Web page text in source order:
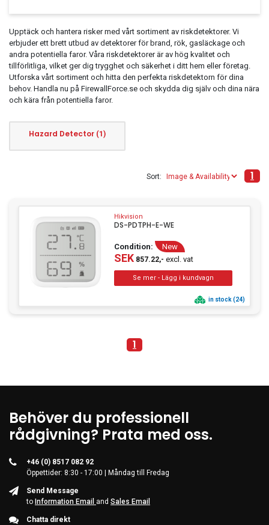
Clothing
Beauty & Healthcare
Software
Service & Support
Upptäck och hantera risker med vårt sortiment av riskdetektorer. Vi
erbjuder ett brett utbud av detektorer för brand, rök, gasläckage och
andra potentiella faror. Våra riskdetektorer är av hög kvalitet och
tillförlitliga, vilket ger dig trygghet och säkerhet i ditt hem eller företag.
Utforska vårt sortiment och hitta den perfekta riskdetektorn för dina
behov. Handla nu på FirewallForce.se och skydda dig själv och dina nära
och kära från potentiella faror.
Hazard Detector (1)
Sort: 1
Hikvision
DS-PDTPH-E-WE
Condition: New
SEK857.22,- excl. vat
in stock (24)
1
Behöver du professionell
rådgivning? Prata med oss.
+46 (0) 8517 082 92
Öppettider: 8:30 - 17:00 | Måndag till Fredag
Send Message
to Information Email and Sales Email
Chatta direkt